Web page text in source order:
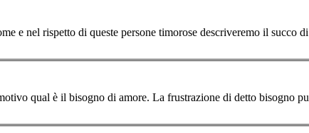
e nel rispetto di queste persone timorose descriveremo il succo
qual è il bisogno di amore. La frustrazione di detto bisogno